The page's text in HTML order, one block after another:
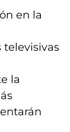
en la
televisivas
la